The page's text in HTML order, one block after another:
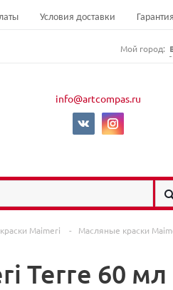
Условия доставки
Мой город:
info@artcompas.ru
Maimeri - Масляные краски
Terre 60